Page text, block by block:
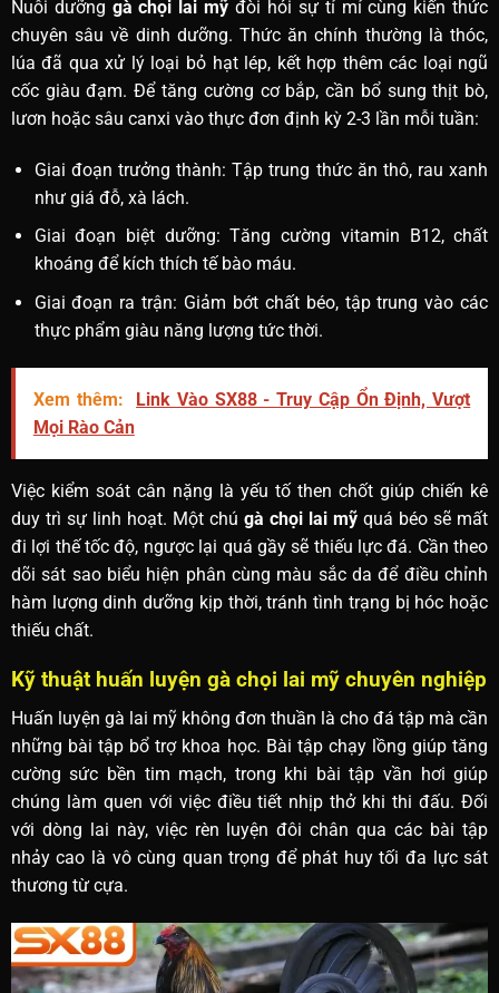
Nuôi dưỡng gà chọi lai mỹ đòi hỏi sự tỉ mỉ cùng kiến thức
chuyên sâu về dinh dưỡng. Thức ăn chính thường là thóc,
lúa đã qua xử lý loại bỏ hạt lép, kết hợp thêm các loại ngũ
cốc giàu đạm. Để tăng cường cơ bắp, cần bổ sung thịt bò,
lươn hoặc sâu canxi vào thực đơn định kỳ 2-3 lần mỗi tuần:
Giai đoạn trưởng thành: Tập trung thức ăn thô, rau xanh
như giá đỗ, xà lách.
Giai đoạn biệt dưỡng: Tăng cường vitamin B12, chất
khoáng để kích thích tế bào máu.
Giai đoạn ra trận: Giảm bớt chất béo, tập trung vào các
thực phẩm giàu năng lượng tức thời.
Xem thêm:
Link Vào SX88 - Truy Cập Ổn Định, Vượt
Mọi Rào Cản
Việc kiểm soát cân nặng là yếu tố then chốt giúp chiến kê
duy trì sự linh hoạt. Một chú gà chọi lai mỹ quá béo sẽ mất
đi lợi thế tốc độ, ngược lại quá gầy sẽ thiếu lực đá. Cần theo
dõi sát sao biểu hiện phân cùng màu sắc da để điều chỉnh
hàm lượng dinh dưỡng kịp thời, tránh tình trạng bị hóc hoặc
thiếu chất.
Kỹ thuật huấn luyện gà chọi lai mỹ chuyên nghiệp
Huấn luyện gà lai mỹ không đơn thuần là cho đá tập mà cần
những bài tập bổ trợ khoa học. Bài tập chạy lồng giúp tăng
cường sức bền tim mạch, trong khi bài tập vần hơi giúp
chúng làm quen với việc điều tiết nhịp thở khi thi đấu. Đối
với dòng lai này, việc rèn luyện đôi chân qua các bài tập
nhảy cao là vô cùng quan trọng để phát huy tối đa lực sát
thương từ cựa.